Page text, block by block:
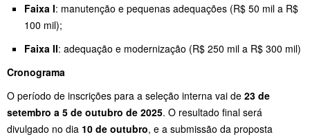
Faixa I: manutenção e pequenas adequações (R$ 50 mil a R$
100 mil);
Faixa II: adequação e modernização (R$ 250 mil a R$ 300 mil)
Cronograma
O período de inscrições para a seleção interna vai de 23 de
setembro a 5 de outubro de 2025. O resultado final será
divulgado no dia 10 de outubro, e a submissão da proposta